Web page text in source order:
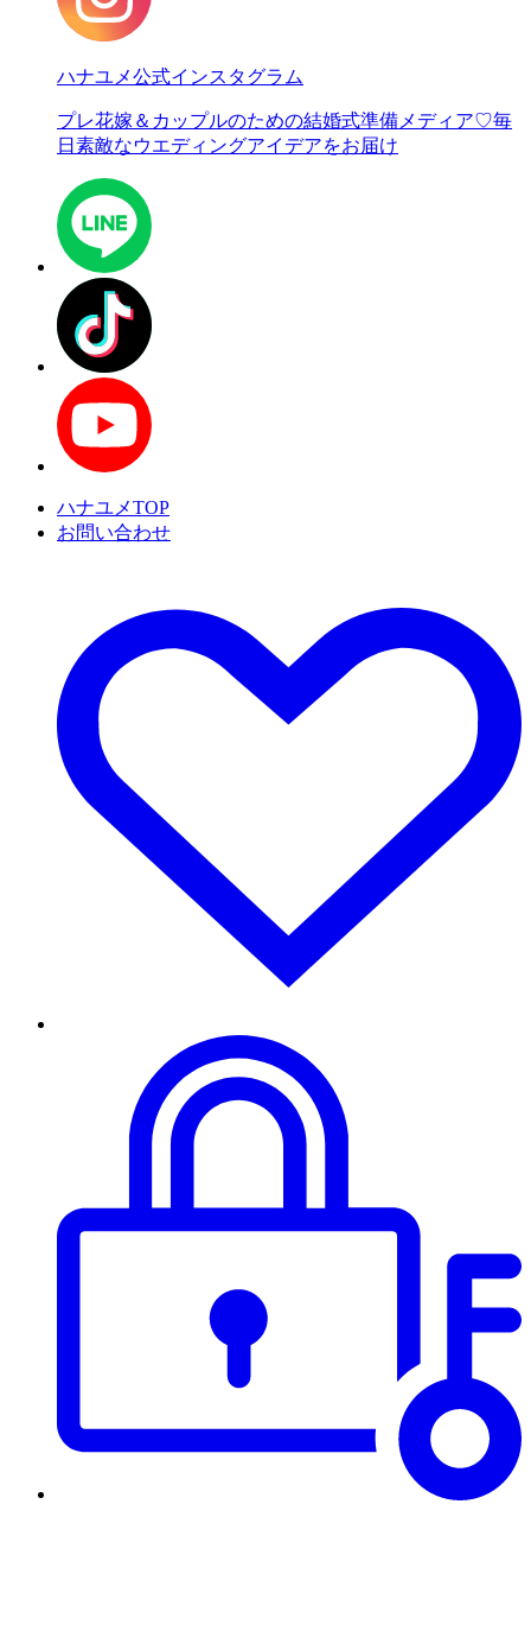
ハナユメ公式インスタグラム
プレ花嫁＆カップルのための結婚式準備メディア♡毎
日素敵なウエディングアイデアをお届け
ハナユメTOP
お問い合わせ